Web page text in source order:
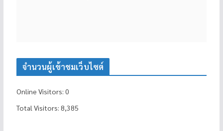
จำนวนผู้เข้าชมเว็บไซต์
Online Visitors: 0
Total Visitors: 8,385